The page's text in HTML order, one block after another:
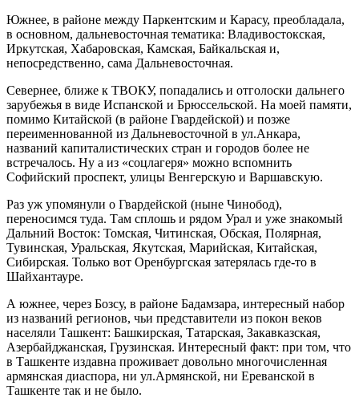
Южнее, в районе между Паркентским и Карасу, преобладала,
в основном, дальневосточная тематика: Владивостокская,
Иркутская, Хабаровская, Камская, Байкальская и,
непосредственно, сама Дальневосточная.
Севернее, ближе к ТВОКУ, попадались и отголоски дальнего
зарубежья в виде Испанской и Брюссельской. На моей памяти,
помимо Китайской (в районе Гвардейской) и позже
переименнованной из Дальневосточной в ул.Анкара,
названий капиталистических стран и городов более не
встречалось. Ну а из «соцлагеря» можно вспомнить
Софийский проспект, улицы Венгерскую и Варшавскую.
Раз уж упомянули о Гвардейской (ныне Чинобод),
переносимся туда. Там сплошь и рядом Урал и уже знакомый
Дальний Восток: Томская, Читинская, Обская, Полярная,
Тувинская, Уральская, Якутская, Марийская, Китайская,
Сибирская. Только вот Оренбургская затерялась где-то в
Шайхантауре.
А южнее, через Бозсу, в районе Бадамзара, интересный набор
из названий регионов, чьи представители из покон веков
населяли Ташкент: Башкирская, Татарская, Закавказская,
Азербайджанская, Грузинская. Интересный факт: при том, что
в Ташкенте издавна проживает довольно многочисленная
армянская диаспора, ни ул.Армянской, ни Ереванской в
Ташкенте так и не было.